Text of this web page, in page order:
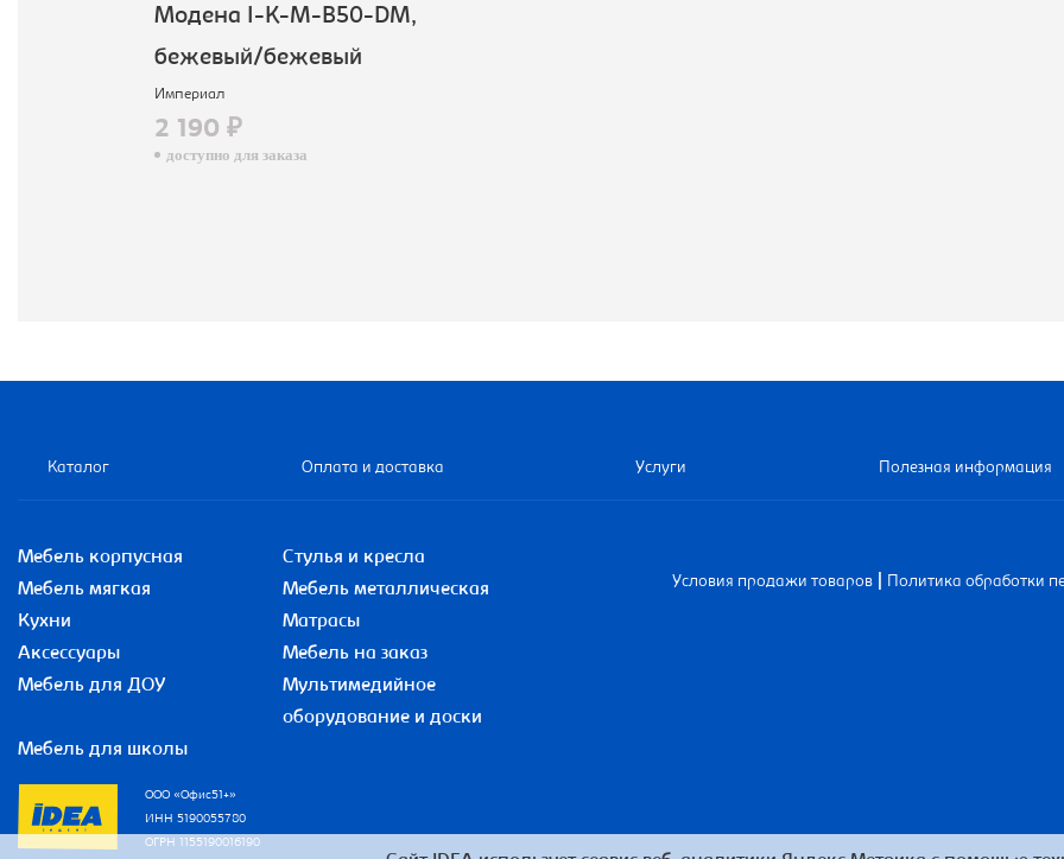
Модена I-K-M-B50-DM,
бежевый/бежевый
Империал
2 190 ₽
доступно для заказа
Каталог Оплата и доставка Услуги Полезная информация
Мебель корпусная
Стулья и кресла
Мебель мягкая
Мебель металлическая
Кухни
Матрасы
Аксессуары
Мебель на заказ
Мебель для ДОУ
Мультимедийное
оборудование и доски
Мебель для школы
ООО «Офис51+»
ИНН 5190055780
ОГРН 1155190016190
Условия продажи товаров Политика обработки